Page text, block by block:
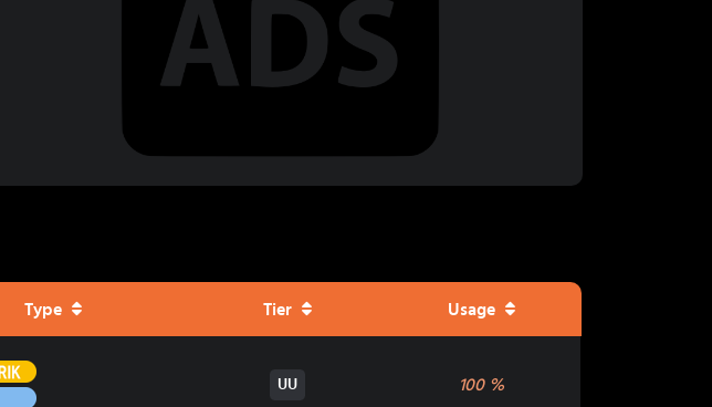
Type Tier Usage
Électrik
Vol
UU 100%